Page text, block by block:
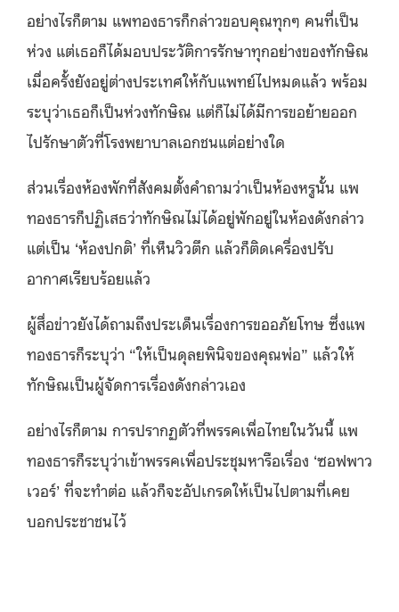
อย่างไรก็ตาม แพทองธารก็กล่าวขอบคุณทุกๆ คนที่เป็น
ห่วง แต่เธอก็ได้มอบประวัติการรักษาทุกอย่างของทักษิณ
เมื่อครั้งยังอยู่ต่างประเทศให้กับแพทย์ไปหมดแล้ว พร้อม
ระบุว่าเธอก็เป็นห่วงทักษิณ แต่ก็ไม่ได้มีการขอย้ายออก
ไปรักษาตัวที่โรงพยาบาลเอกชนแต่อย่างใด
ส่วนเรื่องห้องพักที่สังคมตั้งคำถามว่าเป็นห้องหรูนั้น แพ
ทองธารก็ปฏิเสธว่าทักษิณไม่ได้อยู่พักอยู่ในห้องดังกล่าว
แต่เป็น ‘ห้องปกติ’ ที่เห็นวิวตึก แล้วก็ติดเครื่องปรับ
อากาศเรียบร้อยแล้ว
ผู้สื่อข่าวยังได้ถามถึงประเด็นเรื่องการขออภัยโทษ ซึ่งแพ
ทองธารก็ระบุว่า “ให้เป็นดุลยพินิจของคุณพ่อ” แล้วให้
ทักษิณเป็นผู้จัดการเรื่องดังกล่าวเอง
อย่างไรก็ตาม การปรากฏตัวที่พรรคเพื่อไทยในวันนี้ แพ
ทองธารก็ระบุว่าเข้าพรรคเพื่อประชุมหารือเรื่อง ‘ซอฟพาว
เวอร์’ ที่จะทำต่อ แล้วก็จะอัปเกรดให้เป็นไปตามที่เคย
บอกประชาชนไว้